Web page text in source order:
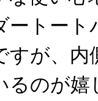
ートー
すが、
るのが嬉